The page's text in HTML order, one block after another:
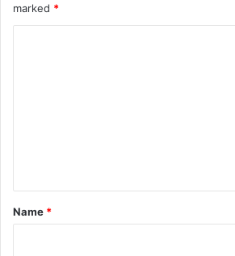
marked *
*
Name *